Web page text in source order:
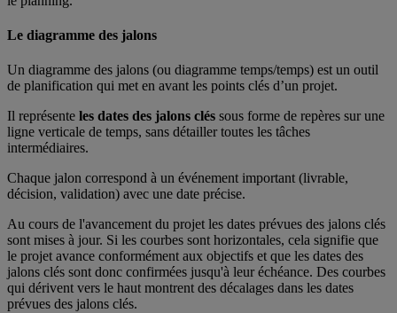
Le diagramme des jalons
Un diagramme des jalons (ou diagramme temps/temps) est un outil
de planification qui met en avant les points clés d’un projet.
Il représente les dates des jalons clés sous forme de repères sur une
ligne verticale de temps, sans détailler toutes les tâches
intermédiaires.
Chaque jalon correspond à un événement important (livrable,
décision, validation) avec une date précise.
Au cours de l'avancement du projet les dates prévues des jalons clés
sont mises à jour. Si les courbes sont horizontales, cela signifie que
le projet avance conformément aux objectifs et que les dates des
jalons clés sont donc confirmées jusqu'à leur échéance. Des courbes
qui dérivent vers le haut montrent des décalages dans les dates
prévues des jalons clés.